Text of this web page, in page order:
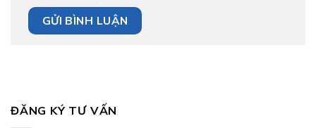
ĐĂNG KÝ TƯ VẤN